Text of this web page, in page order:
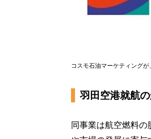
コスモ石油マーケティング
羽田空港就航
同事業は航空燃料